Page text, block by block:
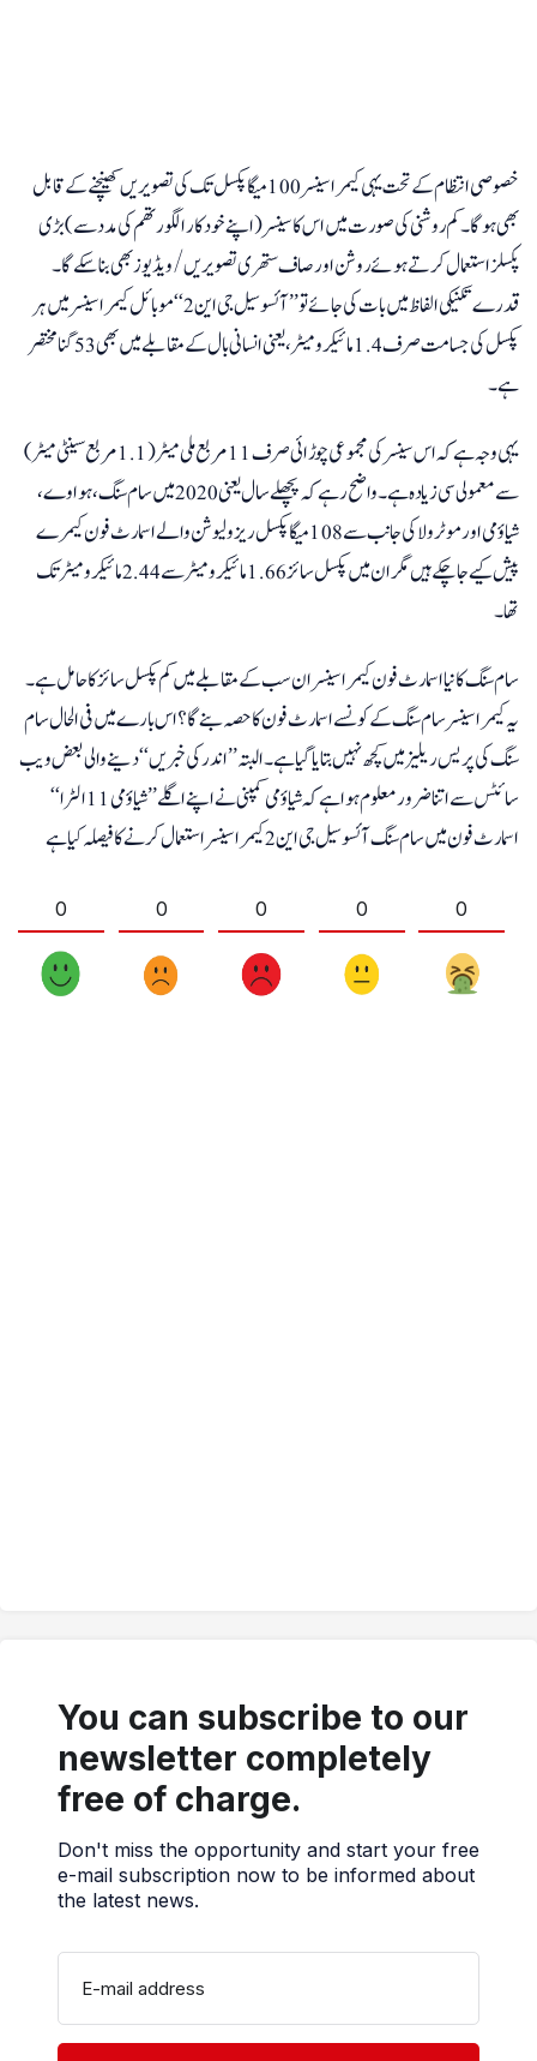
خصوصی انتظام کے تحت یہی کیمرا سینسر 100 میگاپکسل تک کی تصویریں کھینچنے کے قابل
بھی ہوگا۔ کم روشنی کی صورت میں اس کا سینسر (اپنے خودکار الگورتھم کی مدد سے) بڑی
پکسلز استعمال کرتے ہوئے روشن اور صاف ستھری تصویریں/ ویڈیوز بھی بنا سکے گا۔
قدرے تکنیکی الفاظ میں بات کی جائے تو ’’آئسوسیل جی این 2‘‘ موبائل کیمرا سینسر میں ہر
پکسل کی جسامت صرف 1.4 مائیکرومیٹر، یعنی انسانی بال کے مقابلے میں بھی 53 گنا مختصر
ہے۔
یہی وجہ ہے کہ اس سینسر کی مجموعی چوڑائی صرف 11 مربع ملی میٹر (1.1 مربع سینٹی میٹر)
سے معمولی سی زیادہ ہے۔ واضح رہے کہ پچھلے سال یعنی 2020 میں سام سنگ، ہواوے،
شیاؤ می اور موٹرولا کی جانب سے 108 میگاپکسل ریزولیوشن والے اسمارٹ فون کیمرے
پیش کیے جاچکے ہیں مگر ان میں پکسل سائز 1.66 مائیکرو میٹر سے 2.44 مائیکرومیٹر تک
تھا۔
سام سنگ کا نیا اسمارٹ فون کیمرا سینسر ان سب کے مقابلے میں کم پکسل سائز کا حامل ہے۔
یہ کیمرا سینسر سام سنگ کے کونسے اسمارٹ فون کا حصہ بنے گا؟ اس بارے میں فی الحال سام
سنگ کی پریس ریلیز میں کچھ نہیں بتایا گیا ہے۔ البتہ ’’اندر کی خبریں‘‘ دینے والی بعض ویب
سائٹس سے اتنا ضرور معلوم ہوا ہے کہ شیاؤ می کمپنی نے اپنے اگلے ’’شیاؤ می 11 الٹرا‘‘
اسمارٹ فون میں سام سنگ آئسو سیل جی این 2 کیمرا سینسر استعمال کرنے کا فیصلہ کیا ہے
0 0 0 0 0
You can subscribe to our
newsletter completely
free of charge.
Don't miss the opportunity and start your free
e-mail subscription now to be informed about
the latest news.
E-mail address